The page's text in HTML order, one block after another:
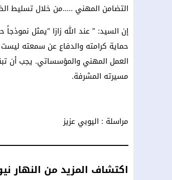
التضامن المهني …..من خلال تسليط
إن السيد: ” عند الله زازا “يمثل
حماية كرامته والدفاع عن سمعته
العمل المهني والمؤسساتي. يجب أن
مسيرته المشرفة.
مراسلة : اليوبي عزيز
اكتشاف المزيد من النهار